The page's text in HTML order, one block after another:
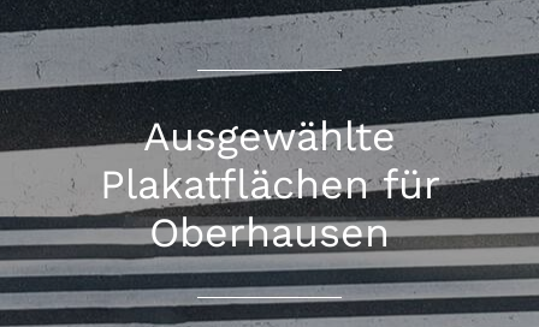
Ausgewählte
Plakatflächen für
Oberhausen